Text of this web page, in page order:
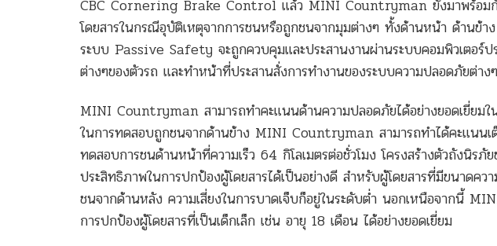
CBC Cornering Brake Control แล้ว MINI Countryman ยังมาพร้อมกั
โดยสารในกรณีอุบัติเหตุจากการชนหรือถูกชนจากมุมต่างๆ ทั้งด้านหน้า ด้าน
ระบบ Passive Safety จะถูกควบคุมและประสานงานผ่านระบบคอมพิวเตอร์ป
ต่างๆของตัวรถ และทำหน้าที่ประสานสั่งการทำงานของระบบความปลอดภัยต่า
MINI Countryman สามารถทำคะแนนด้านความปลอดภัยได้อย่างยอดเยี่ยม
ในการทดสอบถูกชนจากด้านข้าง MINI Countryman สามารถทำได้คะแนน
ทดสอบการชนด้านหน้าที่ความเร็ว 64 กิโลเมตรต่อชั่วโมง โครงสร้างตัวถังนิ
ประสิทธิภาพในการปกป้องผู้โดยสารได้เป็นอย่างดี สำหรับผู้โดยสารที่มีขนาดค
ชนจากด้านหลัง ความเสี่ยงในการบาดเจ็บก็อยู่ในระดับต่ำ นอกเหนือจากนี้
การปกป้องผู้โดยสารที่เป็นเด็กเล็ก เช่น อายุ 18 เดือน ได้อย่างยอดเยี่ยม